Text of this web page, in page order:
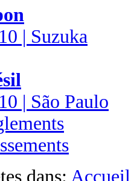
| Suzuka
| São Paulo
dans: Accueil